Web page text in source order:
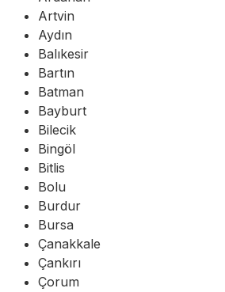
Artvin
Aydın
Balıkesir
Bartın
Batman
Bayburt
Bilecik
Bingöl
Bitlis
Bolu
Burdur
Bursa
Çanakkale
Çankırı
Çorum